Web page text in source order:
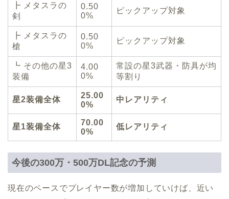
┣ メタスラの
剣
0.50
0%
ピックアップ対象
┣ メタスラの
槍
0.50
0%
ピックアップ対象
┗ その他の星3
装備
4.00
0%
常設の星3武器・防具が均
等割り
星2装備全体
25.00
0%
中レアリティ
星1装備全体
70.00
0%
低レアリティ
今後の300万・500万DL記念の予測
現在のペースでプレイヤー数が増加していけば、近い